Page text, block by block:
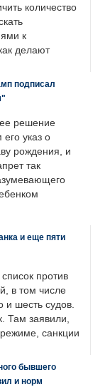
количество
к
делают
подписал
решение
указ о
рождения, и
так
и еще пяти
против
в том числе
и шесть судов.
Там заявили,
санкции
бывшего
и норм